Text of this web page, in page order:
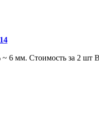
~ 6 мм. Стоимость за 2 шт